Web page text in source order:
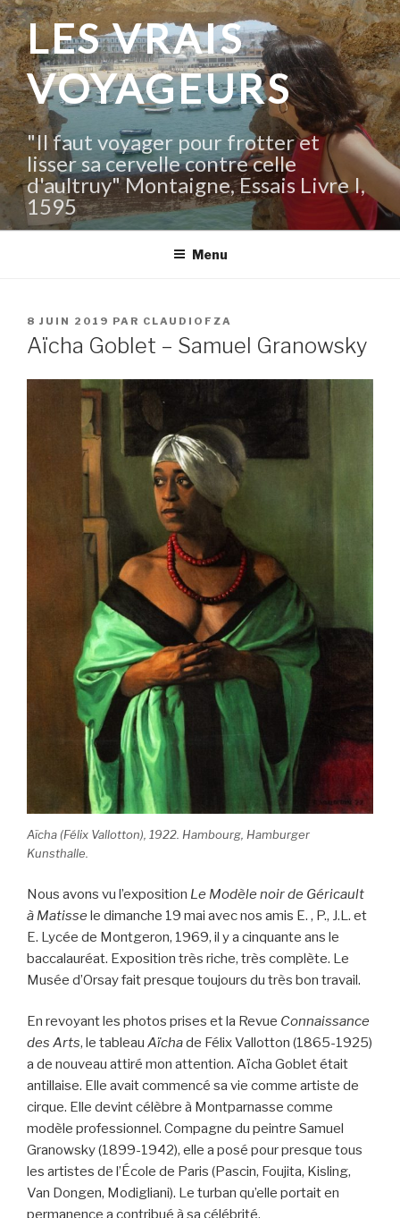
Aller
au
contenu
principal
LES VRAIS
VOYAGEURS
"Il faut voyager pour frotter et
lisser sa cervelle contre celle
d'aultruy" Montaigne, Essais Livre I,
1595
Menu
PUBLIÉ
LE
8 JUIN 2019 PAR CLAUDIOFZA
Aïcha Goblet – Samuel Granowsky
Aïcha (Félix Vallotton), 1922. Hambourg, Hamburger
Kunsthalle.
Nous avons vu l’exposition Le Modèle noir de Géricault
à Matisse le dimanche 19 mai avec nos amis E. , P., J.L. et
E. Lycée de Montgeron, 1969, il y a cinquante ans le
baccalauréat. Exposition très riche, très complète. Le
Musée d’Orsay fait presque toujours du très bon travail.
En revoyant les photos prises et la Revue Connaissance
des Arts, le tableau Aïchade Félix Vallotton (1865-1925)
a de nouveau attiré mon attention. Aïcha Goblet était
antillaise. Elle avait commencé sa vie comme artiste de
cirque. Elle devint célèbre à Montparnasse comme
modèle professionnel. Compagne du peintre Samuel
Granowsky (1899-1942), elle a posé pour presque tous
les artistes de l’École de Paris (Pascin, Foujita, Kisling,
Van Dongen, Modigliani). Le turban qu’elle portait en
permanence a contribué à sa célébrité.